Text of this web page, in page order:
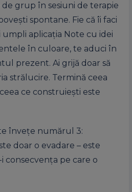
grup în sesiuni de terapie
spontane. Fie că îi faci
umpli aplicația Note cu idei
în culoare, te aduci în
prezent. Ai grijă doar să
strălucire. Termină ceea
ce construiești este
învețe numărul 3:
doar o evadare – este
consecvența pe care o